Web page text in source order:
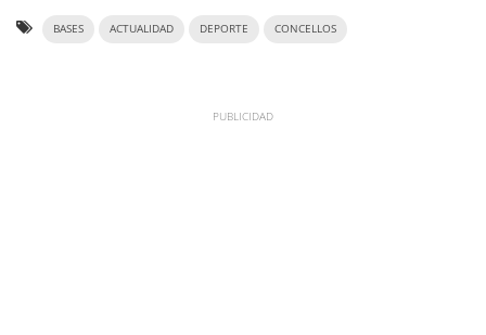
BASES ACTUALIDAD DEPORTE CONCELLOS